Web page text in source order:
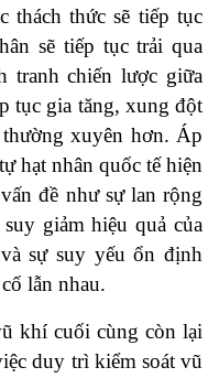
thách thức sẽ tiếp tục
sẽ tiếp tục trải qua
tranh chiến lược giữa
tục gia tăng, xung đột
xuyên hơn. Áp
hạt nhân quốc tế hiện
đề như sự lan rộng
giảm hiệu quả của
sự suy yếu ổn định
lẫn nhau.
khí cuối cùng còn lại
duy trì kiểm soát vũ